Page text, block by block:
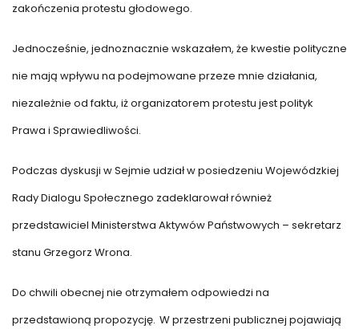
zakończenia protestu głodowego.
Jednocześnie, jednoznacznie wskazałem, że kwestie polityczne
nie mają wpływu na podejmowane przeze mnie działania,
niezależnie od faktu, iż organizatorem protestu jest polityk
Prawa i Sprawiedliwości.
Podczas dyskusji w Sejmie udział w posiedzeniu Wojewódzkiej
Rady Dialogu Społecznego zadeklarował również
przedstawiciel Ministerstwa Aktywów Państwowych – sekretarz
stanu Grzegorz Wrona.
Do chwili obecnej nie otrzymałem odpowiedzi na
przedstawioną propozycję. W przestrzeni publicznej pojawiają